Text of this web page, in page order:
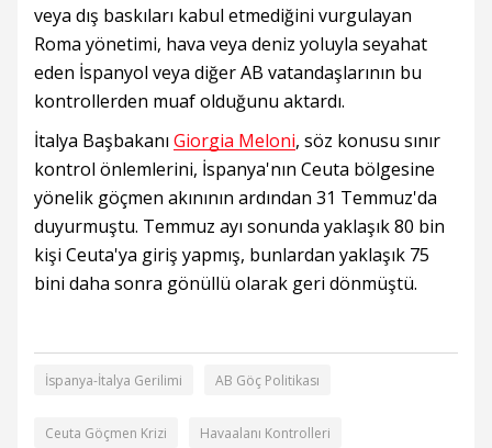
veya dış baskıları kabul etmediğini vurgulayan
Roma yönetimi, hava veya deniz yoluyla seyahat
eden İspanyol veya diğer AB vatandaşlarının bu
kontrollerden muaf olduğunu aktardı.
İtalya Başbakanı Giorgia Meloni, söz konusu sınır
kontrol önlemlerini, İspanya'nın Ceuta bölgesine
yönelik göçmen akınının ardından 31 Temmuz'da
duyurmuştu. Temmuz ayı sonunda yaklaşık 80 bin
kişi Ceuta'ya giriş yapmış, bunlardan yaklaşık 75
bini daha sonra gönüllü olarak geri dönmüştü.
İspanya-İtalya Gerilimi AB Göç Politikası
Ceuta Göçmen Krizi Havaalanı Kontrolleri